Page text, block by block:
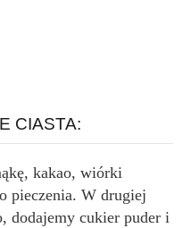
CIASTA:
kakao, wiórki
pieczenia. W drugiej
dodajemy cukier puder i